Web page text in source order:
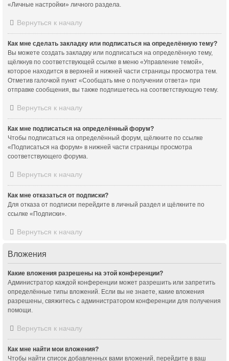
«Личные настройки» личного раздела.
Вернуться к началу
Как мне сделать закладку или подписаться на определённую тему?
Вы можете создать закладку или подписаться на определённую тему,
щёлкнув по соответствующей ссылке в меню «Управление темой»,
которое находится в верхней и нижней части страницы просмотра тем.
Отметив галочкой пункт «Сообщать мне о получении ответа» при
отправке сообщения, вы также подпишетесь на соответствующую тему.
Вернуться к началу
Как мне подписаться на определённый форум?
Чтобы подписаться на определённый форум, щёлкните по ссылке
«Подписаться на форум» в нижней части страницы просмотра
соответствующего форума.
Вернуться к началу
Как мне отказаться от подписки?
Для отказа от подписки перейдите в личный раздел и щёлкните по
ссылке «Подписки».
Вернуться к началу
Вложения
Какие вложения разрешены на этой конференции?
Администратор каждой конференции может разрешить или запретить
определённые типы вложений. Если вы не знаете, какие вложения
разрешены, свяжитесь с администратором конференции для получения
помощи.
Вернуться к началу
Как мне найти мои вложения?
Чтобы найти список добавленных вами вложений, перейдите в ваш